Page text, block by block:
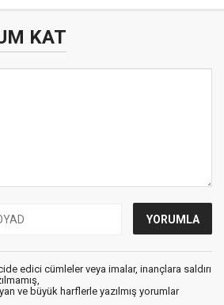
KAT
edici cümleler veya imalar, inançlara saldırı
ve büyük harflerle yazılmış yorumlar